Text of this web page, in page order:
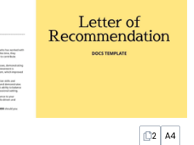
2 A4